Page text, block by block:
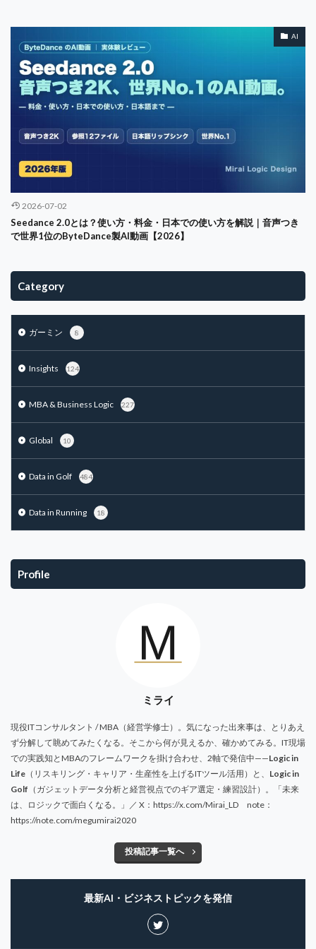
AI
2026-07-02
Seedance 2.0とは？使い方・料金・日本での使い方を解説｜音声つき
で世界1位のByteDance製AI動画【2026】
Category
ガーミン 8
Insights 124
MBA & Business Logic 227
Global 10
Data in Golf 484
Data in Running 18
Profile
ミライ
現役ITコンサルタント / MBA（経営学修士）。気になった出来事は、とりあえ
ず分解して眺めてみたくなる。そこから何が見えるか、確かめてみる。IT現場
での実践知とMBAのフレームワークを掛け合わせ、2軸で発信中——Logic in
Life （リスキリング・キャリア・生産性を上げるITツール活用）と、 Logic in
Golf （ガジェットデータ分析と経営視点でのギア選定・練習設計）。「未来
は、ロジックで面白くなる。」／ X：https://x.com/Mirai_LD note：
https://note.com/megumirai2020
投稿記事一覧へ
最新AI・ビジネストピックを発信